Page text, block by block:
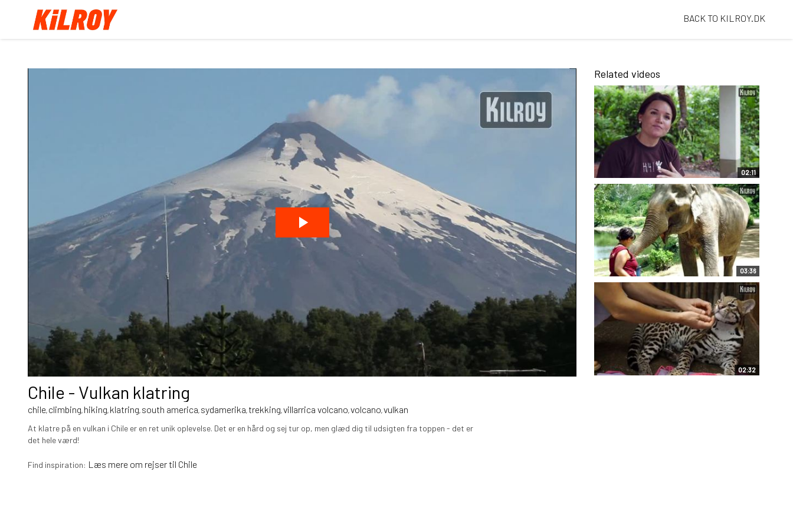
BACK TO KILROY.DK
Chile - Vulkan klatring
chile, climbing, hiking, klatring, south america, sydamerika, trekking,villarrica volcano,volcano,vulkan
At klatre på en vulkan i Chile er en ret unik oplevelse. Det er en hård og sej tur op, men glæd dig til udsigten fra toppen - det er
det hele værd!
Find inspiration: Læs mere om rejser til Chile
Related videos
02:11
03:36
02:32